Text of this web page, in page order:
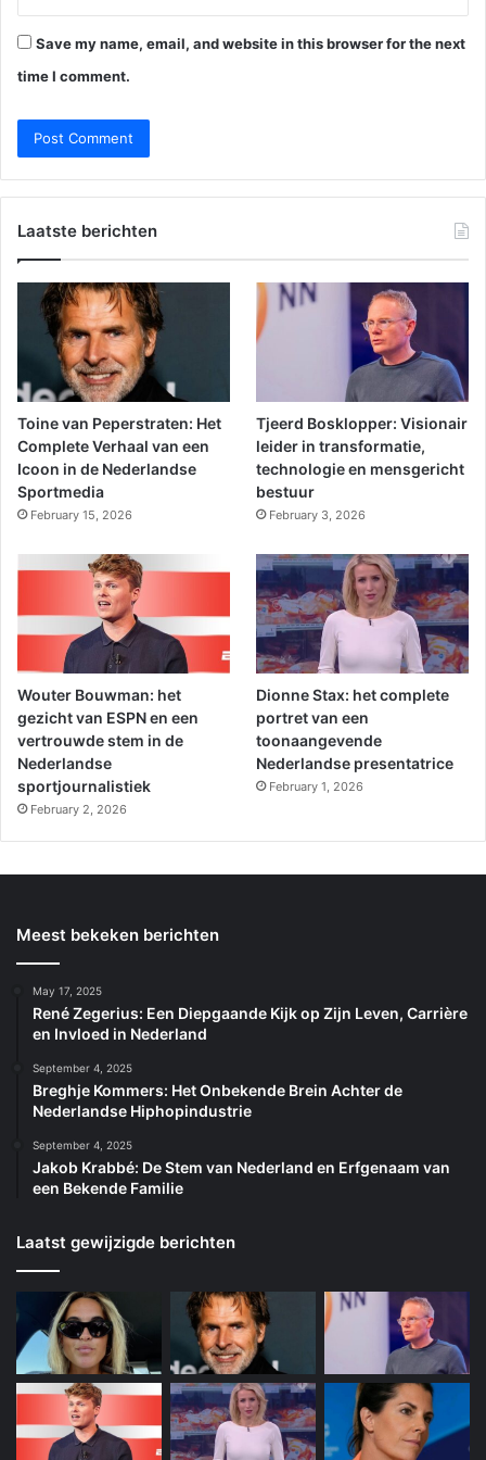
Save my name, email, and website in this browser for the next
time I comment.
Laatste berichten
Toine van Peperstraten: Het
Complete Verhaal van een
Icoon in de Nederlandse
Sportmedia
February 15, 2026
Tjeerd Bosklopper: Visionair
leider in transformatie,
technologie en mensgericht
bestuur
February 3, 2026
Wouter Bouwman: het
gezicht van ESPN en een
vertrouwde stem in de
Nederlandse
sportjournalistiek
February 2, 2026
Dionne Stax: het complete
portret van een
toonaangevende
Nederlandse presentatrice
February 1, 2026
Meest bekeken berichten
May 17, 2025
René Zegerius: Een Diepgaande Kijk op Zijn Leven, Carrière
en Invloed in Nederland
September 4, 2025
Breghje Kommers: Het Onbekende Brein Achter de
Nederlandse Hiphopindustrie
September 4, 2025
Jakob Krabbé: De Stem van Nederland en Erfgenaam van
een Bekende Familie
Laatst gewijzigde berichten